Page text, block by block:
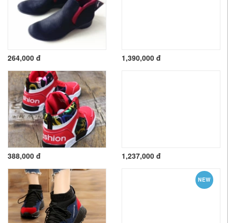
264,000 đ 1,390,000 đ
388,000 đ 1,237,000 đ
NEW